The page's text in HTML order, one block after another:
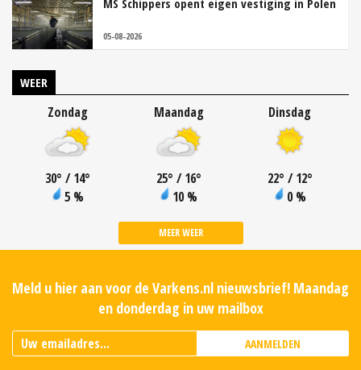
MS Schippers opent eigen vestiging in Polen
05-08-2026
WEER
Zondag
30° / 14°
5 %
Maandag
25° / 16°
10 %
Dinsdag
22° / 12°
0 %
MEER WEER
Meld u hier aan voor de Varkens.nl nieuwsbrief! Maandag
en donderdag in uw mailbox
AANMELDEN